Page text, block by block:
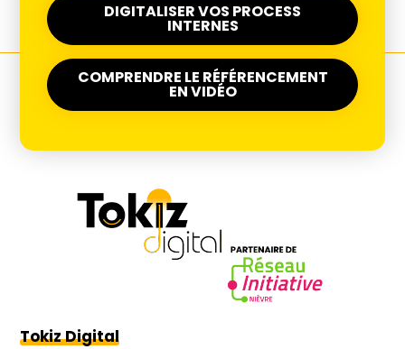
DIGITALISER VOS PROCESS
INTERNES
COMPRENDRE LE RÉFÉRENCEMENT
EN VIDÉO
Tokiz Digital